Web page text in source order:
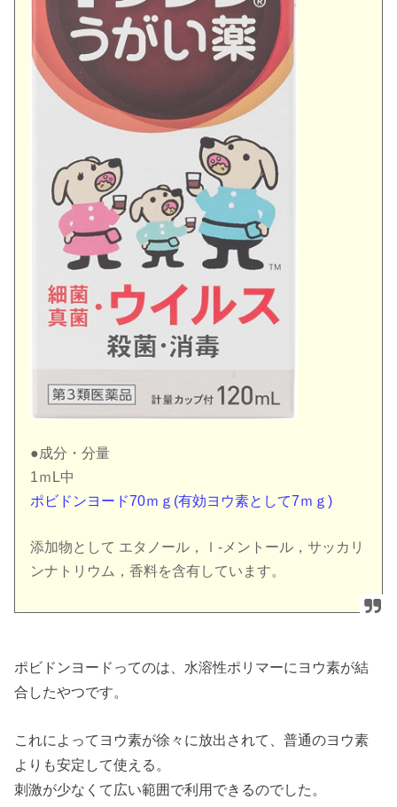
●成分・分量
1ｍL中
ポビドンヨード70ｍｇ(有効ヨウ素として7ｍｇ)
添加物として エタノール，ｌ-メントール，サッカリ
ンナトリウム，香料を含有しています。
ポビドンヨードってのは、水溶性ポリマーにヨウ素が結
合したやつです。
これによってヨウ素が徐々に放出されて、普通のヨウ素
よりも安定して使える。
刺激が少なくて広い範囲で利用できるのでした。